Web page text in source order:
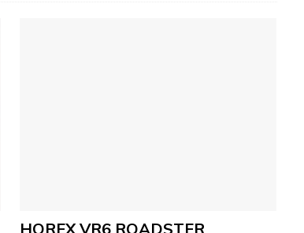
HOREX VR6 ROADSTER